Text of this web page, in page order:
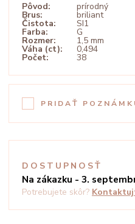
Pôvod:
prírodný
Brus: briliant
Čistota: SI1
Farba: G
Rozmer: 1,5 mm
Váha (ct): 0,494
Počet: 38
PRIDAŤ
DOSTUPNOSŤ
Na zákazku - 3.
Potrebujete skôr?